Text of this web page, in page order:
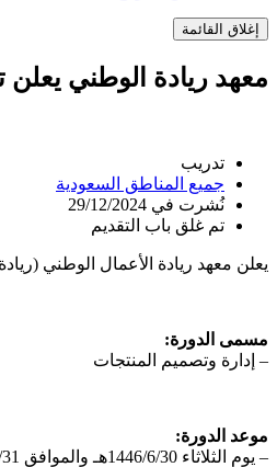
إغلاق القائمة
معهد ريادة الوطني يعلن
تدريب
جميع المناطق السعودية
نُشرت في 29/12/2024
تم غلق باب التقديم
يعلن معهد ريادة الأعمال الوطني
مسمى الدورة:
– إدارة وتصميم المنتجات
موعد الدورة:
– يوم الثلاثاء 1446/6/30هـ والموافق 2024/12/31 م (من الساعة 3:30 مساءً).